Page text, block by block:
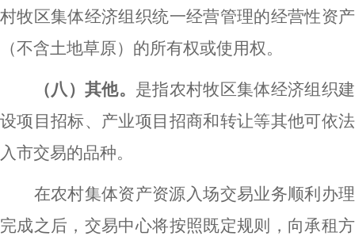
村牧区集体经济组织统一经营管理的经营性资产
（不含土地草原）的所有权或使用权。
（八）其他。 是指农村牧区集体经济组织建
设项目招标、产业项目招商和转让等其他可依法
入市交易的品种。
在农村集体资产资源入场交易业务顺利办理
完成之后，交易中心将按照既定规则，向承租方